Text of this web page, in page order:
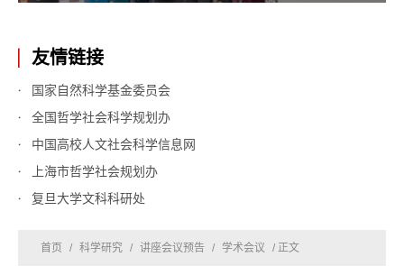
友情链接
国家自然科学基金委员会
全国哲学社会科学规划办
中国高校人文社会科学信息网
上海市哲学社会规划办
复旦大学文科科研处
首页 / 科学研究 / 讲座会议预告 / 学术会议 / 正文